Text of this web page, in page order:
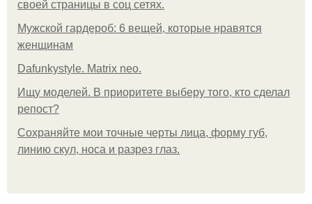
своей страницы в соц сетях.
Мужской гардероб: 6 вещей, которые нравятся
женщинам
Dafunkystyle. Matrix neo.
Ищу моделей. В приоритете выберу того, кто сделал
репост?
Сохраняйте мои точные черты лица, форму губ,
линию скул, носа и разрез глаз.